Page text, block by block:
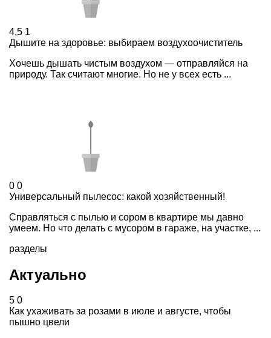
4,5 1
Дышите на здоровье: выбираем воздухоочиститель
Хочешь дышать чистым воздухом — отправляйся на
природу. Так считают многие. Но не у всех есть ...
0 0
Универсальный пылесос: какой хозяйственный!
Справляться с пылью и сором в квартире мы давно
умеем. Но что делать с мусором в гараже, на участке, ...
разделы
Актуально
5 0
Как ухаживать за розами в июле и августе, чтобы
пышно цвели